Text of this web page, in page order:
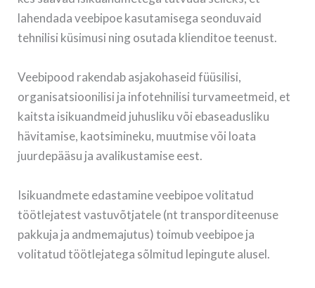
lahendada veebipoe kasutamisega seonduvaid
tehnilisi küsimusi ning osutada klienditoe teenust.
Veebipood rakendab asjakohaseid füüsilisi,
organisatsioonilisi ja infotehnilisi turvameetmeid, et
kaitsta isikuandmeid juhusliku või ebaseadusliku
hävitamise, kaotsimineku, muutmise või loata
juurdepääsu ja avalikustamise eest.
Isikuandmete edastamine veebipoe volitatud
töötlejatest vastuvõtjatele (nt transporditeenuse
pakkuja ja andmemajutus) toimub veebipoe ja
volitatud töötlejatega sõlmitud lepingute alusel.